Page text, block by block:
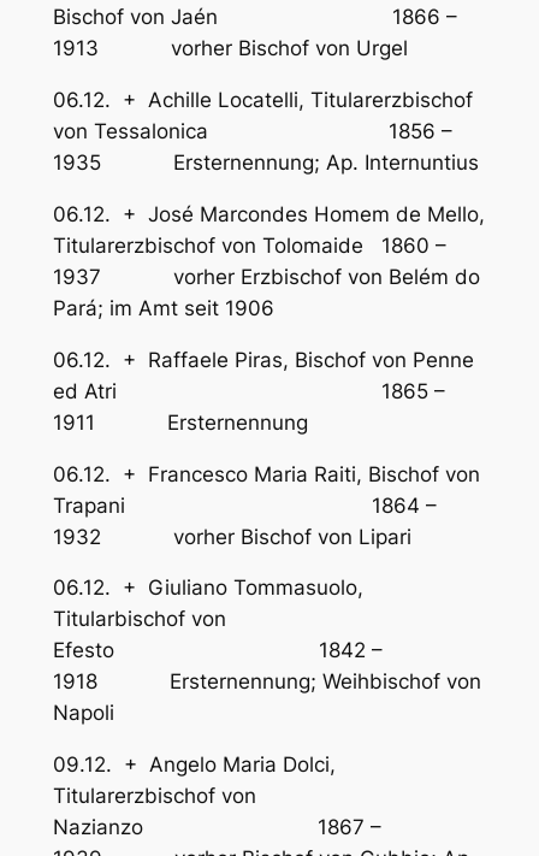
Bischof von Jaén 1866 –
1913 vorher Bischof von Urgel
06.12. + Achille Locatelli, Titularerzbischof
von Tessalonica 1856 –
1935 Ersternennung; Ap. Internuntius
06.12. + José Marcondes Homem de Mello,
Titularerzbischof von Tolomaide 1860 –
1937 vorher Erzbischof von Belém do
Pará; im Amt seit 1906
06.12. + Raffaele Piras, Bischof von Penne
ed Atri 1865 –
1911 Ersternennung
06.12. + Francesco Maria Raiti, Bischof von
Trapani 1864 –
1932 vorher Bischof von Lipari
06.12. + Giuliano Tommasuolo,
Titularbischof von
Efesto 1842 –
1918 Ersternennung; Weihbischof von
Napoli
09.12. + Angelo Maria Dolci,
Titularerzbischof von
Nazianzo 1867 –